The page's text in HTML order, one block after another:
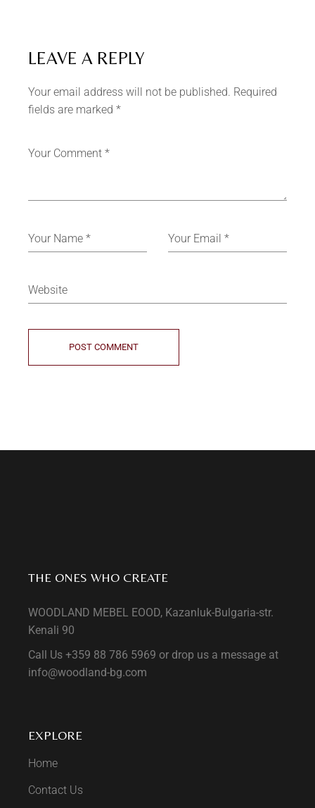
LEAVE A REPLY
Your email address will not be published. Required
fields are marked*
POST COMMENT
THE ONES WHO CREATE
WOODLAND MEBEL EOOD, Kazanluk-Bulgaria-str.
Kenali 90
Call Us +359 88 786 5969 or drop us a message at
info@woodland-bg.com
EXPLORE
Home
Contact Us